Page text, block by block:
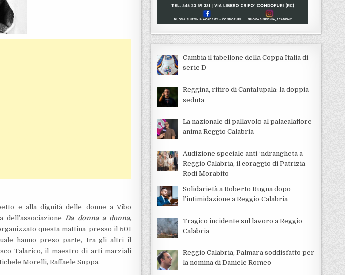
e alla dignità delle donne a Vibo
dell’associazioneDa donna a donna,
questa mattina presso il 501
hanno preso parte, tra gli altri il
Talarico, il maestro di arti marziali
Morelli, Raffaele Suppa.
Cambia il tabellone della Coppa Italia di
serie D
Reggina, ritiro di Cantalupala: la doppia
seduta
La nazionale di pallavolo al palacalafiore
anima Reggio Calabria
Audizione speciale anti ‘ndrangheta a
Reggio Calabria, il coraggio di Patrizia
Rodi Morabito
Solidarietà a Roberto Rugna dopo
l’intimidazione a Reggio Calabria
Tragico incidente sul lavoro a Reggio
Calabria
Reggio Calabria, Palmara soddisfatto per
la nomina di Daniele Romeo